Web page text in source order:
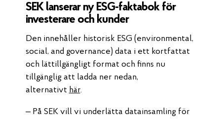
SEK lanserar ny ESG-faktabok för
investerare och kunder
Den innehåller historisk ESG (environmental,
social, and governance) data i ett kortfattat
och lättillgängligt format och finns nu
tillgänglig att ladda ner nedan,
alternativt här.
– På SEK vill vi underlätta datainsamling för